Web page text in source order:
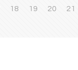
18 19 20 21